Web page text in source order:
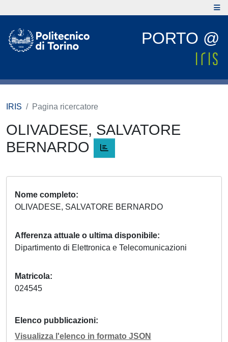
PORTO @
IRIS Pagina ricercatore
OLIVADESE, SALVATORE
BERNARDO
Nome completo
OLIVADESE, SALVATORE BERNARDO
Afferenza attuale o ultima disponibile
Dipartimento di Elettronica e Telecomunicazioni
Matricola
024545
Elenco pubblicazioni
Visualizza l'elenco in formato JSON